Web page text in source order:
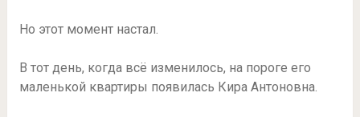
Но этот момент настал.
В тот день, когда всё изменилось, на пороге его
маленькой квартиры появилась Кира Антоновна.